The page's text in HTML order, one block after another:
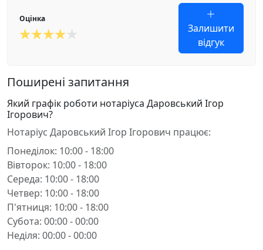
Оцінка
Залишити
відгук
Поширені запитання
Який графік роботи нотаріуса Даровський Ігор
Ігорович?
Нотаріус Даровський Ігор Ігорович працює:
Понеділок: 10:00 - 18:00
Вівторок: 10:00 - 18:00
Середа: 10:00 - 18:00
Четвер: 10:00 - 18:00
П'ятниця: 10:00 - 18:00
Субота: 00:00 - 00:00
Неділя: 00:00 - 00:00